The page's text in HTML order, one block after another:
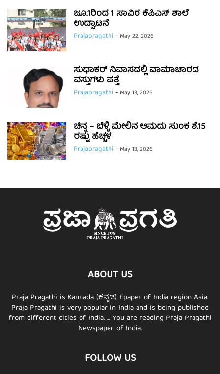
ಜೂ.1ರಿಂದ 1 ಸಾವಿರ ಕೆಪಿಎಸ್ ಶಾಲೆ
ಉದ್ಘಾಟನೆ
Prajapragathi- May 22, 2026
ಸುಧಾಕರ್ ನಿವಾಸದಲ್ಲಿ ವಾಮಾಚಾರದ
ವಸ್ತುಗಳು ಪತ್ತೆ
Prajapragathi- May 13, 2026
ಚಿನ್ನ – ಬೆಳ್ಳಿ ಮೇಲಿನ ಆಮದು ಸುಂಕ ಶೆ.15
ರಷ್ಟು ಹೆಚ್ಚಳ
Prajapragathi- May 13, 2026
ABOUT US
Praja Pragathi is Kannada (ಕನ್ನಡ) Epaper of India region Asia.
Praja Pragathi is very popular in India and is being published
from different cities of India. ... You are reading Praja Pragathi
Newspaper of India.
FOLLOW US